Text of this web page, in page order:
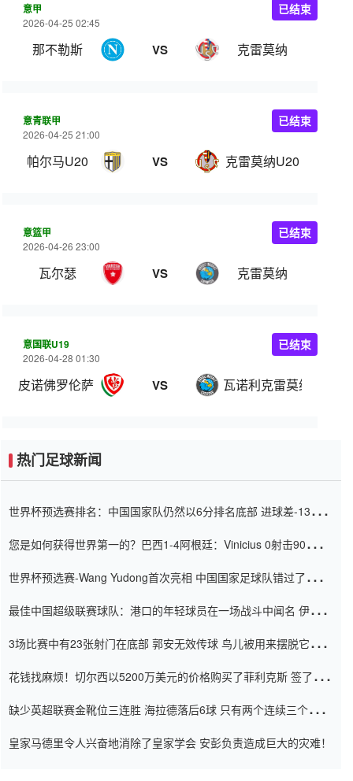
意甲
2026-04-25 02:45
那不勒斯 VS 克雷莫纳
已结束
意青联甲
2026-04-25 21:00
帕尔马U20 VS 克雷莫纳U20
已结束
意篮甲
2026-04-26 23:00
瓦尔瑟 VS 克雷莫纳
已结束
意国联U19
2026-04-28 01:30
皮诺佛罗伦萨 U19 VS 瓦诺利克雷莫纳U19
已结束
热门足球新闻
世界杯预选赛排名：中国国家队仍然以6分排名底部 进球差-13令人
您是如何获得世界第一的？巴西1-4阿根廷：Vinicius 0射击90分钟
世界杯预选赛-Wang Yudong首次亮相 中国国家足球队错过了世界
最佳中国超级联赛球队：港口的年轻球员在一场战斗中闻名 伊万放
3场比赛中有23张射门在底部 郭安无效传球 鸟儿被用来摆脱它
花钱找麻烦！切尔西以5200万美元的价格购买了菲利克斯 签了7年
缺少英超联赛金靴位三连胜 海拉德落后6球 只有两个连续三个连续
皇家马德里令人兴奋地消除了皇家学会 安彭负责造成巨大的灾难！